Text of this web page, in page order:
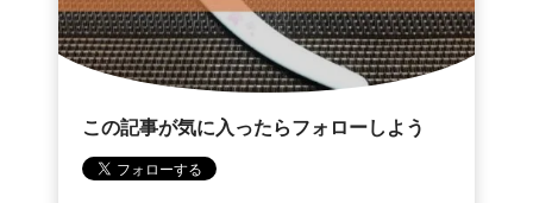
この記事が気に入ったらフォローしよう